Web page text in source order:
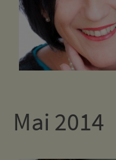
Mai 2014